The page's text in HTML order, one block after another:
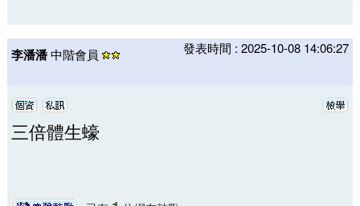
李潘潘中階會員 發表時間 : 2025-10-08 14:06:27
三倍體生蠔